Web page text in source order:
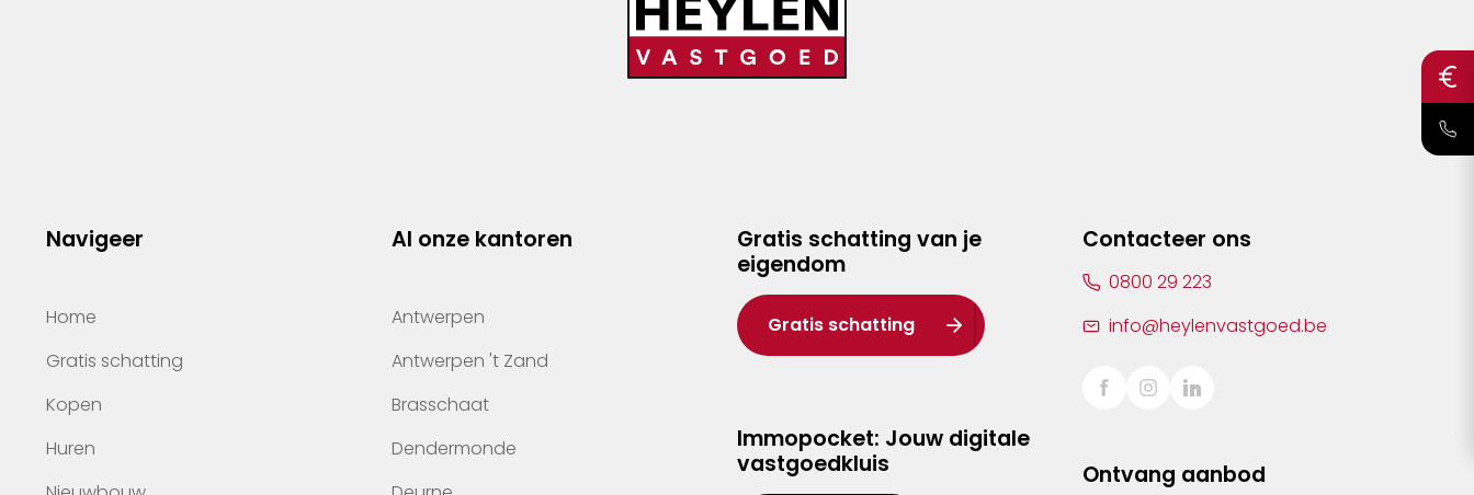
Navigeer
Home
Gratis schatting
Kopen
Huren
Al onze kantoren
Antwerpen
Antwerpen 't Zand
Brasschaat
Dendermonde
Gratis schatting van je
eigendom
Gratis schatting
Immopocket: Jouw digitale
vastgoedkluis
Contacteer ons
0800 29 223
info@heylenvastgoed.be
Ontvang aanbod